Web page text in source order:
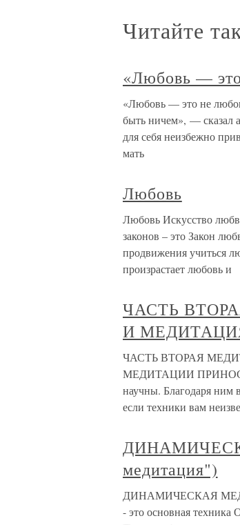
Читайте
«Любовь —
«Любовь — это не
быть ничем», — сказал
для себя неизбежно
мать
Любовь
Любовь Искусство
законов – это Закон
продвижения учиться
произрастает любовь и
ЧАСТЬ
И
ЧАСТЬ ВТОРАЯ
МЕДИТАЦИИ ПРИНОСЯТ
научны. Благодаря ним
если техники вам
медитация")
ДИНАМИЧЕСКАЯ
- это основная